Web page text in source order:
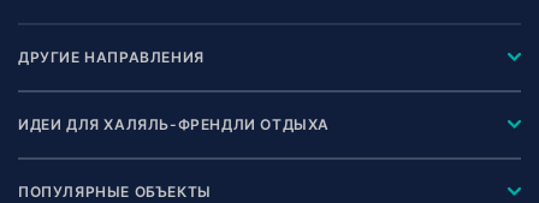
ДРУГИЕ НАПРАВЛЕНИЯ
ИДЕИ ДЛЯ ХАЛЯЛЬ-ФРЕНДЛИ ОТДЫХА
ПОПУЛЯРНЫЕ ОБЪЕКТЫ